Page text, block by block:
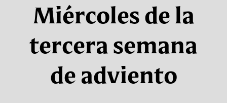
Miércoles de la
tercera semana
de adviento